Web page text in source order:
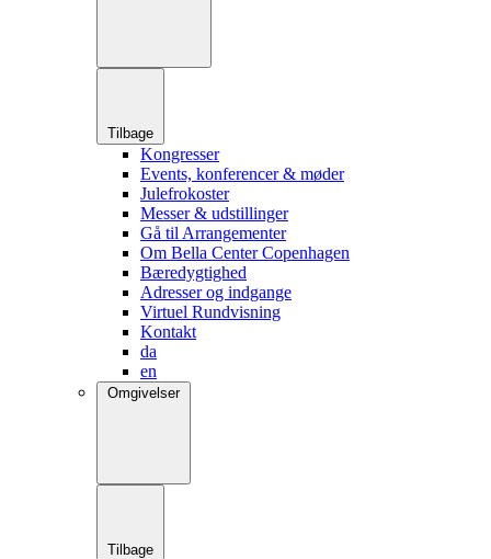
Tilbage
Kongresser
Events, konferencer & møder
Julefrokoster
Messer & udstillinger
Gå til Arrangementer
Om Bella Center Copenhagen
Bæredygtighed
Adresser og indgange
Virtuel Rundvisning
Kontakt
da
en
Omgivelser
Tilbage